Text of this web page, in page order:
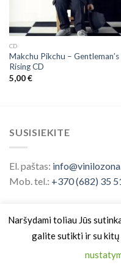
CD
Makchu Pikchu ‎– Gentleman’s
Rising CD
5,00€
SUSISIEKITE
El. paštas:
Mob. tel.: +370 (682) 35
Prekės ženklas
Naršydami toliau Jūs
galite sutikti ir su kitų